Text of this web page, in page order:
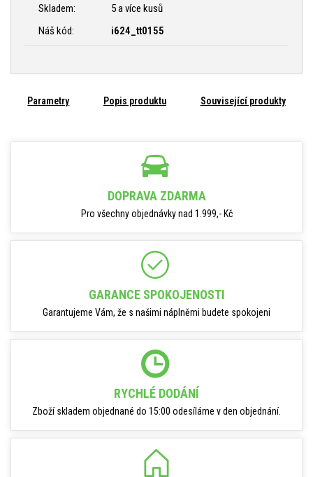
Skladem:
5 a více kusů
Náš kód:
i624_tt0155
Parametry Popis produktu Související produkty
DOPRAVA ZDARMA
Pro všechny objednávky nad 1.999,- Kč
GARANCE SPOKOJENOSTI
Garantujeme Vám, že s našimi náplněmi budete spokojeni
RYCHLÉ DODÁNÍ
Zboží skladem objednané do 15:00 odesíláme v den objednání.